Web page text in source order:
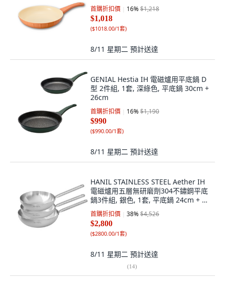
首購折扣價 16%$1,218
$1,018
($1018.00/1套)
8/11 星期二 預計送達
GENIAL Hestia IH 電磁爐用平底鍋 D
型 2件組, 1套, 深綠色, 平底鍋 30cm +
26cm
首購折扣價 16%$1,190
$990
($990.00/1套)
8/11 星期二 預計送達
HANIL STAINLESS STEEL Aether IH
電磁爐用五層無研磨劑304不鏽鋼平底
鍋3件組, 銀色, 1套, 平底鍋 24cm + 炒
鍋 24cm + 炒鍋 28cm
首購折扣價 38%$4,526
$2,800
($2800.00/1套)
8/11 星期二 預計送達
(14)